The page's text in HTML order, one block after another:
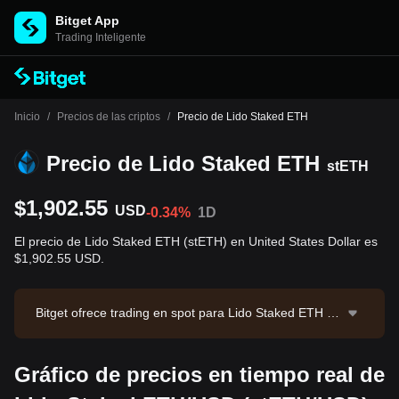
Bitget App
Trading Inteligente
Inicio / Precios de las criptos / Precio de Lido Staked ETH
Precio de Lido Staked ETH stETH
$1,902.55 USD-0.34% 1D
El precio de Lido Staked ETH (stETH) en United States Dollar es
$1,902.55 USD.
Bitget ofrece trading en spot para Lido Staked ETH a t
ng de 24 horas de $10,331.03. Lido Staked ETH tiene
una capitalización de mercado de $17,942,437,464.3
Gráfico de precios en tiempo real de